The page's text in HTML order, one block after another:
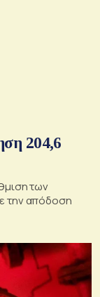
204,6
των
την απόδοση